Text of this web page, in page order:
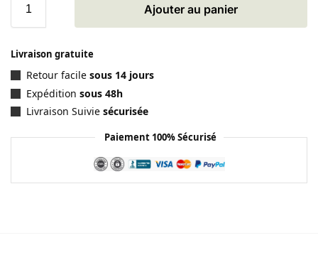
Ajouter au panier
Livraison gratuite
Retour facile sous 14 jours
Expédition sous 48h
Livraison Suivie sécurisée
Paiement 100% Sécurisé